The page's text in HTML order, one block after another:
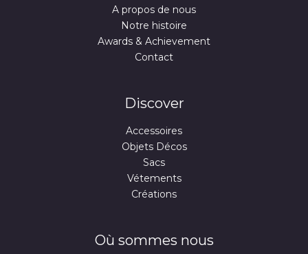
A propos de nous
Notre histoire
Awards & Achievement
Contact
Discover
Accessoires
Objets Décos
Sacs
Vétements
Créations
Où sommes nous